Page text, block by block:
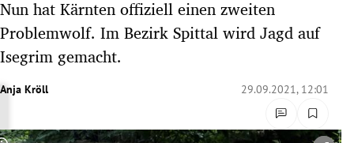
Untermenü
Untermenü
Nun hat Kärnten offiziell einen zweiten
Problemwolf. Im Bezirk Spittal wird Jagd auf
Isegrim gemacht.
Anja Kröll 29.09.2021, 12:01